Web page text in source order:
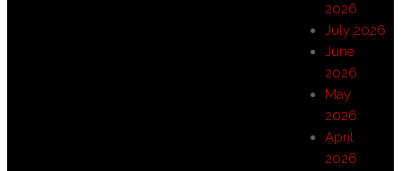
2026
July 2026
June
2026
May
2026
April
2026